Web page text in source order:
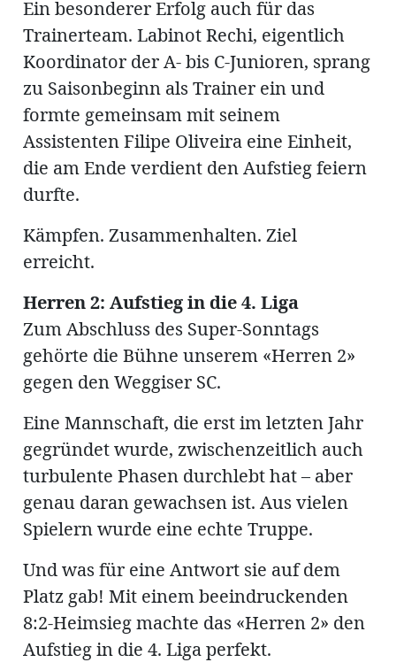
Ein besonderer Erfolg auch für das
Trainerteam. Labinot Rechi, eigentlich
Koordinator der A- bis C-Junioren, sprang
zu Saisonbeginn als Trainer ein und
formte gemeinsam mit seinem
Assistenten Filipe Oliveira eine Einheit,
die am Ende verdient den Aufstieg feiern
durfte.
Kämpfen. Zusammenhalten. Ziel
erreicht.
Herren 2: Aufstieg in die 4. Liga
Zum Abschluss des Super-Sonntags
gehörte die Bühne unserem «Herren 2»
gegen den Weggiser SC.
Eine Mannschaft, die erst im letzten Jahr
gegründet wurde, zwischenzeitlich auch
turbulente Phasen durchlebt hat – aber
genau daran gewachsen ist. Aus vielen
Spielern wurde eine echte Truppe.
Und was für eine Antwort sie auf dem
Platz gab! Mit einem beeindruckenden
8:2-Heimsieg machte das «Herren 2» den
Aufstieg in die 4. Liga perfekt.